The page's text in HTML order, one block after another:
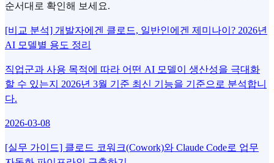
순서대로 확인해 보세요.
[비교 분석] 개발자에겐 클로드, 일반인에겐 제미나이? 2026년
AI 모델별 용도 정리
직업군과 사용 목적에 따라 어떤 AI 모델이 생산성을 극대화
할 수 있는지 2026년 3월 기준 최신 기능을 기준으로 분석합니
다.
2026-03-08
[실무 가이드] 클로드 코워크(Cowork)와 Claude Code로 업무